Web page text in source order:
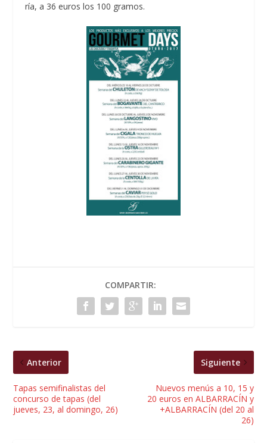
ría, a 36 euros los 100 gramos.
COMPARTIR:
Anterior
Tapas semifinalistas del
concurso de tapas (del
jueves, 23, al domingo, 26)
Siguiente
Nuevos menús a 10, 15 y
20 euros en ALBARRACÍN y
+ALBARRACÍN (del 20 al
26)